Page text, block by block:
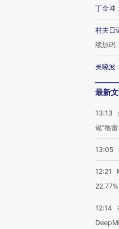
丁金坤 ：
村夫日
续加码
吴晓波 ：
最新
13:13
规”很
13:05
12:21
22.77%
12:14